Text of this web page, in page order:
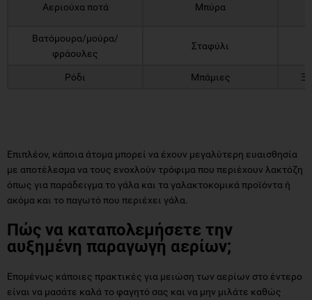
Αεριούχα ποτά Μπύρα
Βατόμουρα/μούρα/
φράουλες
Σταφύλι
Ρόδι Μπάμιες
Επιπλέον, κάποια άτομα μπορεί να έχουν μεγαλύτερη ευαισθησία
με αποτέλεσμα να τους ενοχλούν τρόφιμα που περιέχουν λακτόζη
όπως για παράδειγμα το γάλα και τα γαλακτοκομικά προϊόντα ή
ακόμα και το παγωτό που περιέχει γάλα.
Πώς να καταπολεμήσετε την
αυξημένη παραγωγή αερίων;
Επομένως κάποιες πρακτικές για μειώση των αερίων στο έντερο
είναι να μασάτε καλά το φαγητό σας και να μην μιλάτε καθώς